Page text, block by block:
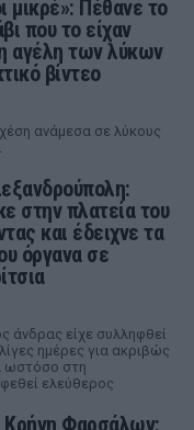
μικρέ»: Πέθανε το
που το είχαν
αγέλη των λύκων
βίντεο
ανάμεσα σε λύκους
στην πλατεία του
και έδειχνε τα
όργανα σε
άνδρας είχε συλληφθεί
ημέρες για ακριβώς
ωστόσο στη
ελεύθερος
Κρήνη Φαρσάλων: